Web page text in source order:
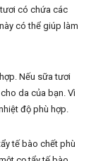
có chứa các
có thể giúp làm
Nếu sữa tươi
da của bạn. Vì
độ phù hợp.
tế bào chết phù